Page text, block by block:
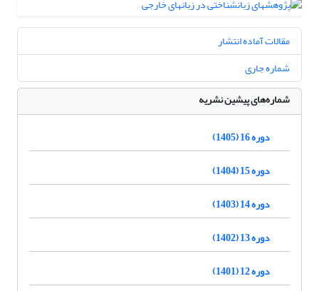
مقالات آماده انتشار
شماره جاری
شماره‌های پیشین نشریه
دوره 16 (1405)
دوره 15 (1404)
دوره 14 (1403)
دوره 13 (1402)
دوره 12 (1401)